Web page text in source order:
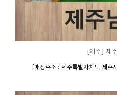
[제주] 제
[매장주소 : 제주특별자치도 제주